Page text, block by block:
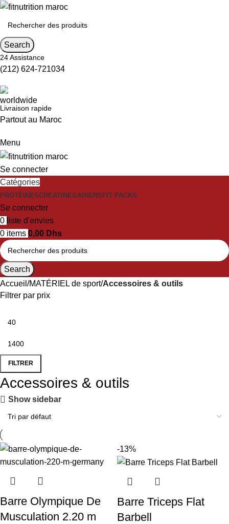
Search
24 Assistance
(212) 624-721034
Livraison rapide
Partout au Maroc
Menu
Se connecter
Catégories
PROTÈINESCREATINEGAINERSFIT PACKS
Se connecter
0 liste d'envies
0 items 0,00 Dhs
Search
Accueil MATÉRIEL de sport Accessoires & outils
Filtrer par prix
FILTRER
Accessoires & outils
Show sidebar
Barre Olympique De
Musculation 2.20 m
-13%
Barre Triceps Flat
Barbell